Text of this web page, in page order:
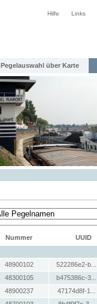
Hilfe Links
Pegelauswahl über Karte
Nummer UUID
48900102 522286e2-b...
48300105 b475386c-3...
48900237 47174d8f-1...